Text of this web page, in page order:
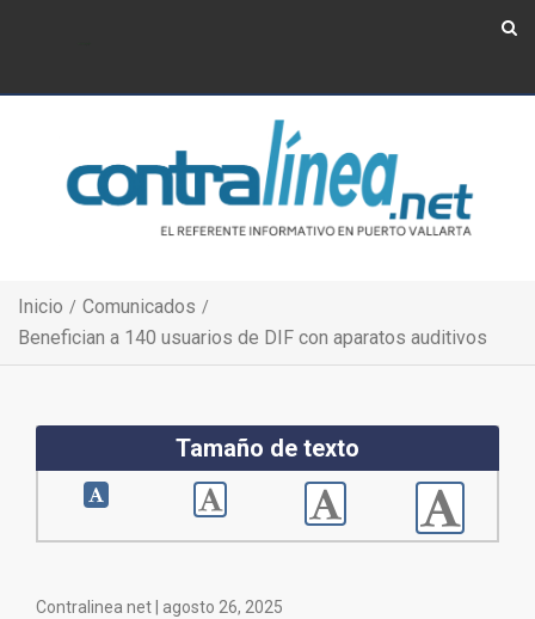
Inicio
Comunicados
Benefician a 140 usuarios de DIF con aparatos auditivos
Tamaño de texto
Contralinea net | agosto 26, 2025